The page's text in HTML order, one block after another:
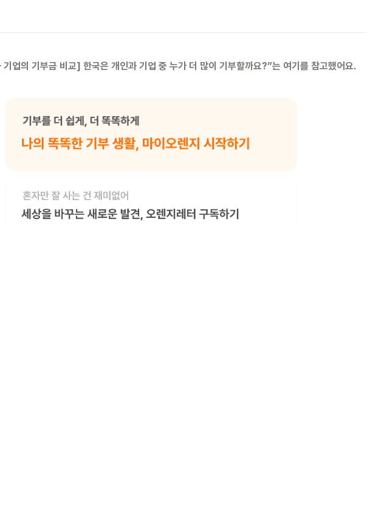
업의 기부금 비교] 한국은 개인과 기업 중 누가 더 많이 기부할까요?”는 여기를 참고했어요.